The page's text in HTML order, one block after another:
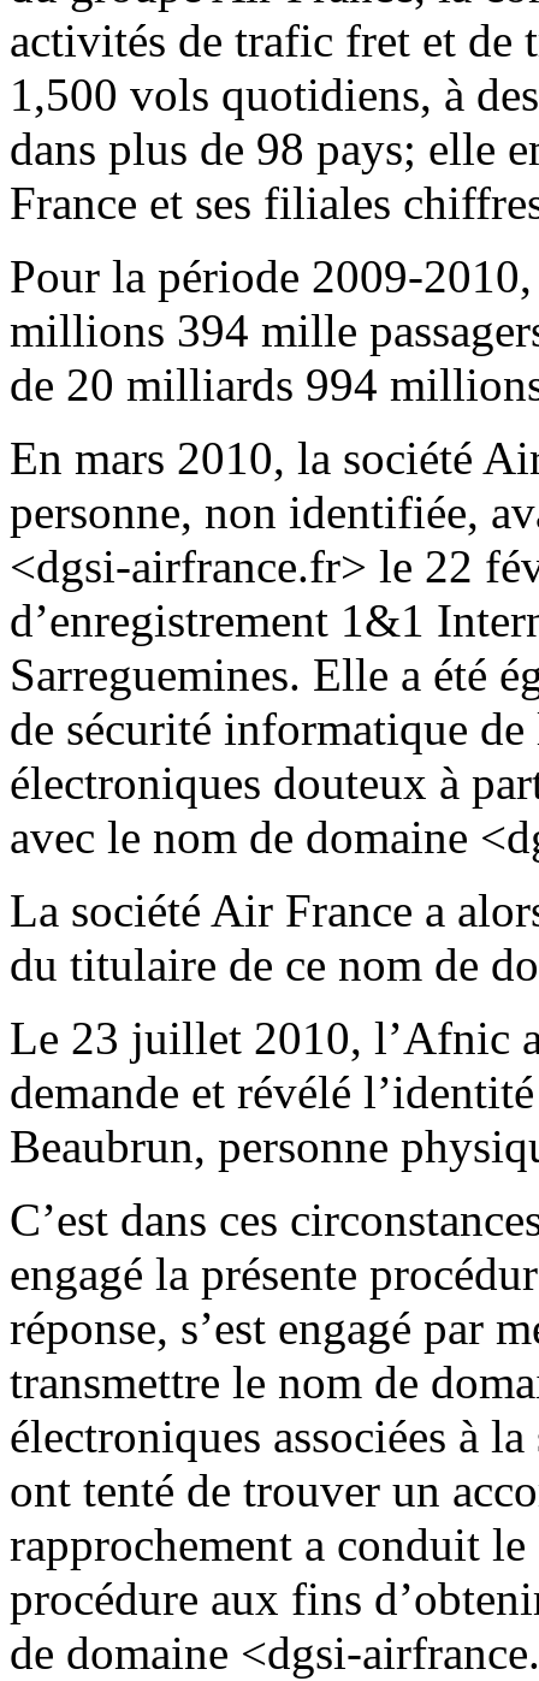
activités de trafic fret et de
1,500 vols quotidiens, à
dans plus de 98 pays; elle
France et ses filiales
Pour la période 2009-
millions 394 mille
de 20 milliards 994
En mars 2010, la société
personne, non identifiée,
<dgsi-airfrance.fr> le 22
d’enregistrement 1&1
Sarreguemines. Elle a été
de sécurité informatique
électroniques douteux à
avec le nom de domaine
La société Air France a
du titulaire de ce nom de
Le 23 juillet 2010, l’Afnic
demande et révélé
Beaubrun, personne
C’est dans ces
engagé la présente
réponse, s’est engagé par
transmettre le nom de
électroniques associées à
ont tenté de trouver un
rapprochement a conduit
procédure aux fins
de domaine <dgsi-